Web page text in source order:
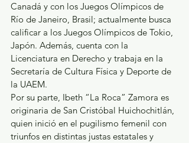
Canadá y con los Juegos Olímpicos de
Río de Janeiro, Brasil; actualmente busca
calificar a los Juegos Olímpicos de Tokio,
Japón. Además, cuenta con la
Licenciatura en Derecho y trabaja en la
Secretaría de Cultura Física y Deporte de
la UAEM.
Por su parte, Ibeth “La Roca” Zamora es
originaria de San Cristóbal Huichochitlán,
quien inició en el pugilismo femenil con
triunfos en distintas justas estatales y